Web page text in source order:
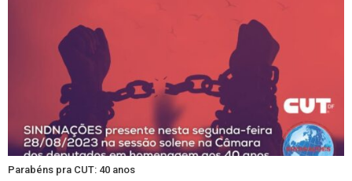
Parabéns pra CUT: 40 anos